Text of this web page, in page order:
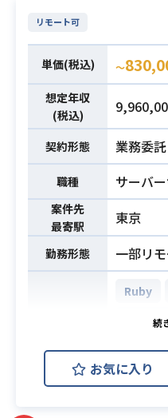
必須スキル
いたシ
以上）
・一般
構築に
・詳細
成に関
・4ヶ月
ジェク
業務内容
ンスし
・ドキ
やすい
まです
seで管
・開発
用して
・PG·
う先進的
【業務内
・顧客
術·業務
・複雑
・
・ベト
の技術指
・ブリ
リモート可
単価(税込) 〜
想定年収
(税込)
契約形態 業務委託
職種 サーバ
案件先
最寄駅
東京
勤務形態 一部リ
開発環境
Ruby
Ruby
AWS
MySQL
お気に入り